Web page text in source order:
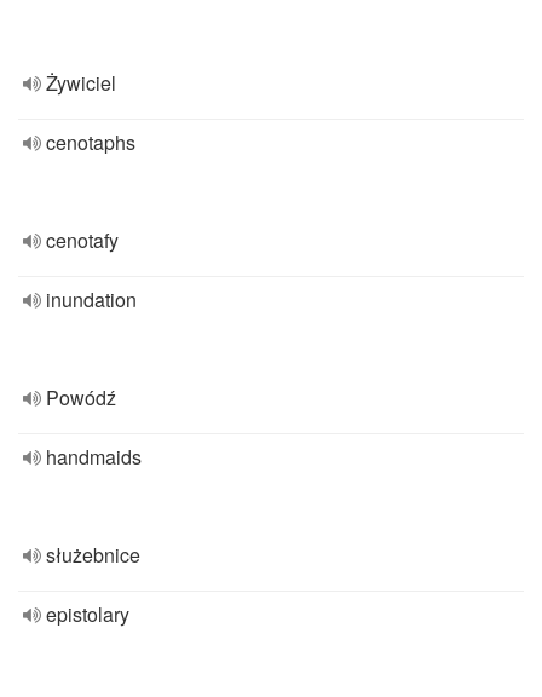
Żywiciel
cenotaphs
cenotafy
inundation
Powódź
handmaids
służebnice
epistolary